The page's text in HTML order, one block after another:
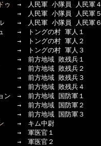
ゥ
→　人民軍 小隊員 人民軍４
　人民軍 小隊員 人民軍５
　人民軍 小隊員 人民軍６
　トングの村 軍人１
→　トングの村 軍人２
→　トングの村 軍人３
　前方地域 敗残兵１
　前方地域 敗残兵２
　前方地域 敗残兵３
　前方地域 敗残兵４
　前方地域 国防軍１
前方地域 国防軍２
前方地域 国防軍３
→　キム中尉
→　軍医官１
軍医官２